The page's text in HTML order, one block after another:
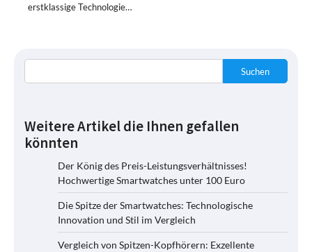
erstklassige Technologie…
Suchen
Weitere Artikel die Ihnen gefallen
könnten
Der König des Preis-Leistungsverhältnisses!
Hochwertige Smartwatches unter 100 Euro
Die Spitze der Smartwatches: Technologische
Innovation und Stil im Vergleich
Vergleich von Spitzen-Kopfhörern: Exzellente